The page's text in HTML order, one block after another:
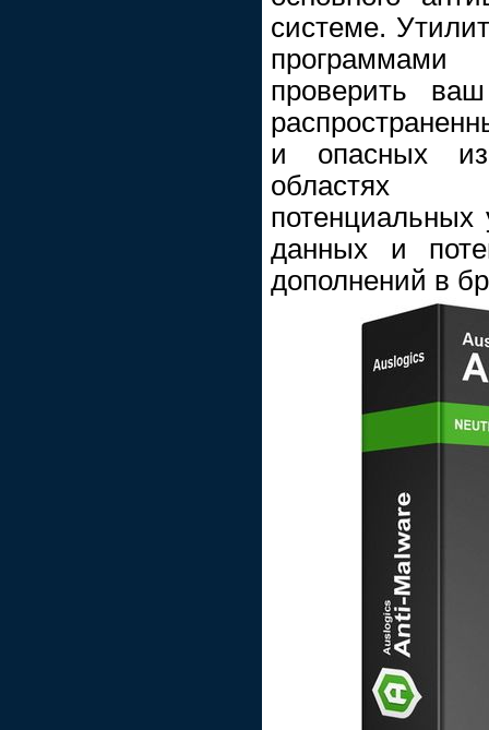
системе.
программами
проверить
и опасных
областях
потенциальных
данных и
дополнений в